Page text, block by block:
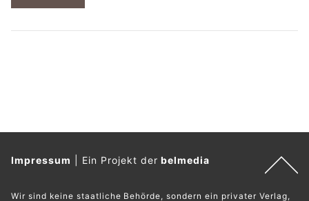
Impressum Ein Projekt derbelmedia
Wir sind keine staatliche Behörde, sondern ein privater Verlag,